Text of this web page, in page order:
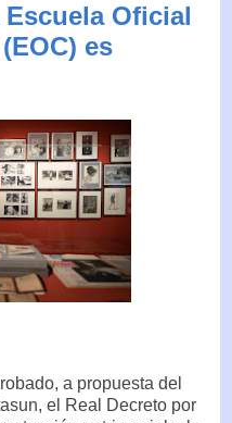
Oficial
es
a propuesta del
el Real Decreto por